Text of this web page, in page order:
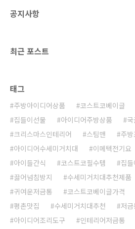
랑 제품입니다. 1934년 창업한 노다호로 법랑공
공지사항
최근 포스트
태그
주방아이디어상품 코스트코베이글
집들이선물
아이디어주방상품
크리스마스인테리어
스팀맨
주
아이디어수세미거치대
이메텍전기요
아이들간식
코스트코필수템
집
끓어넘침방지
수세미거치대추천제품
귀여운저금통
코스트코베이글가격
평촌맛집
수세미거치대추천 저
아이디어조리도구
인테리어저금통